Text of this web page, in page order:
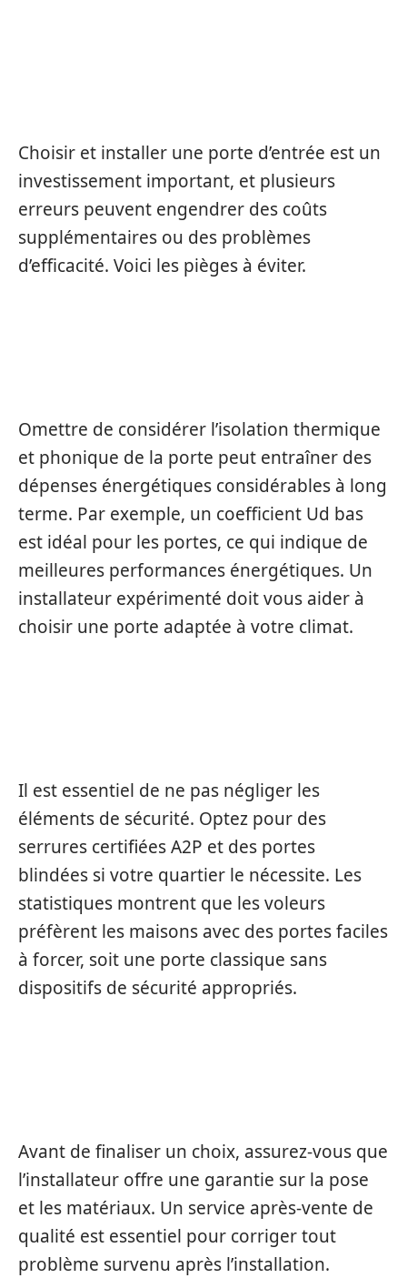
Choisir et installer une porte d’entrée est un
investissement important, et plusieurs
erreurs peuvent engendrer des coûts
supplémentaires ou des problèmes
d’efficacité. Voici les pièges à éviter.
Omettre de considérer l’isolation thermique
et phonique de la porte peut entraîner des
dépenses énergétiques considérables à long
terme. Par exemple, un coefficient Ud bas
est idéal pour les portes, ce qui indique de
meilleures performances énergétiques. Un
installateur expérimenté doit vous aider à
choisir une porte adaptée à votre climat.
Il est essentiel de ne pas négliger les
éléments de sécurité. Optez pour des
serrures certifiées A2P et des portes
blindées si votre quartier le nécessite. Les
statistiques montrent que les voleurs
préfèrent les maisons avec des portes faciles
à forcer, soit une porte classique sans
dispositifs de sécurité appropriés.
Avant de finaliser un choix, assurez-vous que
l’installateur offre une garantie sur la pose
et les matériaux. Un service après-vente de
qualité est essentiel pour corriger tout
problème survenu après l’installation.